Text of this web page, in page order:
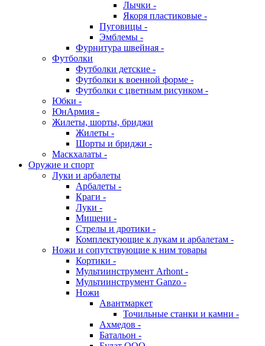
Лычки -
Якоря пластиковые -
Пуговицы -
Эмблемы -
Фурнитура швейная -
Футболки
Футболки детские -
Футболки к военной форме -
Футболки с цветным рисунком -
Юбки -
ЮнАрмия -
Жилеты, шорты, бриджи
Жилеты -
Шорты и бриджи -
Маскхалаты -
Оружие и спорт
Луки и арбалеты
Арбалеты -
Краги -
Луки -
Мишени -
Стрелы и дротики -
Комплектующие к лукам и арбалетам -
Ножи и сопутствующие к ним товары
Кортики -
Мультиинструмент Arhont -
Мультиинструмент Ganzo -
Ножи
Авантмаркет
Точильные станки и камни -
Ахмедов -
Батальон -